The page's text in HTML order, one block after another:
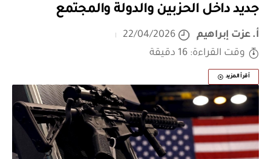
جديد داخل الحزبين والدولة والمجتمع
أ. عزت إبراهيم
22/04/2026
وقت القراءة: 16 دقيقة
أقرأ المزيد